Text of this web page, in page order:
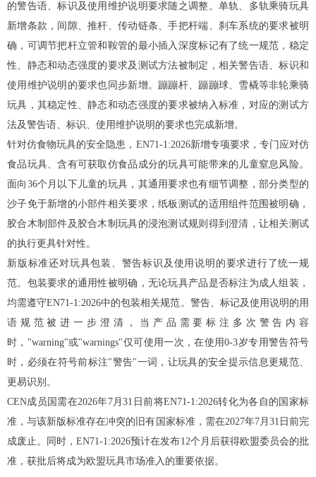
的警告语、标识及使用维护说明要求随之调整。单轨、多轨乘骑玩具
新增条款，间隙、推杆、传动链条、手把杆端、刹车系统的要求被明
确，可调节把杆立管和鞍管的最小插入深度标记有了统一规范，稳定
性、静态和动态强度的要求及测试方法被制定，相关警告语、标识和
使用维护说明的要求也同步新增。蹦蹦杆、蹦蹦球、雪橇等非轮乘骑
玩具，其稳定性、静态和动态强度的要求被纳入标准，对应的测试方
法及警告语、标识、使用维护说明的要求也完成新增。
针对仿食物玩具的安全隐患，EN71-1:2026新增专项要求，专门应对仿
食品玩具、含有可获取仿食品成分的玩具可能带来的儿童窒息风险。
面向36个月以下儿童的玩具，其通用要求也有细节调整，部分类型的
沙子免于新增的小部件相关要求，纸板测试的适用组件范围被明确，
胶合木制部件及胶合木制玩具的浸泡测试规则得到澄清，让相关测试
的执行更具针对性。
新版标准还对玩具包装、警告标识及使用说明的要求进行了统一规
范。包装要求的通用性被明确，无论玩具产品是否标注为成人组装，
均需遵守EN71-1:2026中的包装相关规范。警告、标记及使用说明的用
语规范被进一步澄清，当产品需要标注多次警告内容
时，"warning"或"warnings"仅可使用一次，在使用0-3岁专用警告符号
时，必须在符号前标注"警告"一词，让玩具的安全提示信息更规范、
更易识别。
CEN成员国需在2026年7月31日前将EN71-1:2026转化为各自的国家标
准，与该新版标准存在冲突的旧有国家标准，需在2027年7月31日前完
成废止。同时，EN71-1:2026预计在发布12个月后获得欧盟委员会的批
准，获批后将成为欧盟玩具市场准入的重要依据。